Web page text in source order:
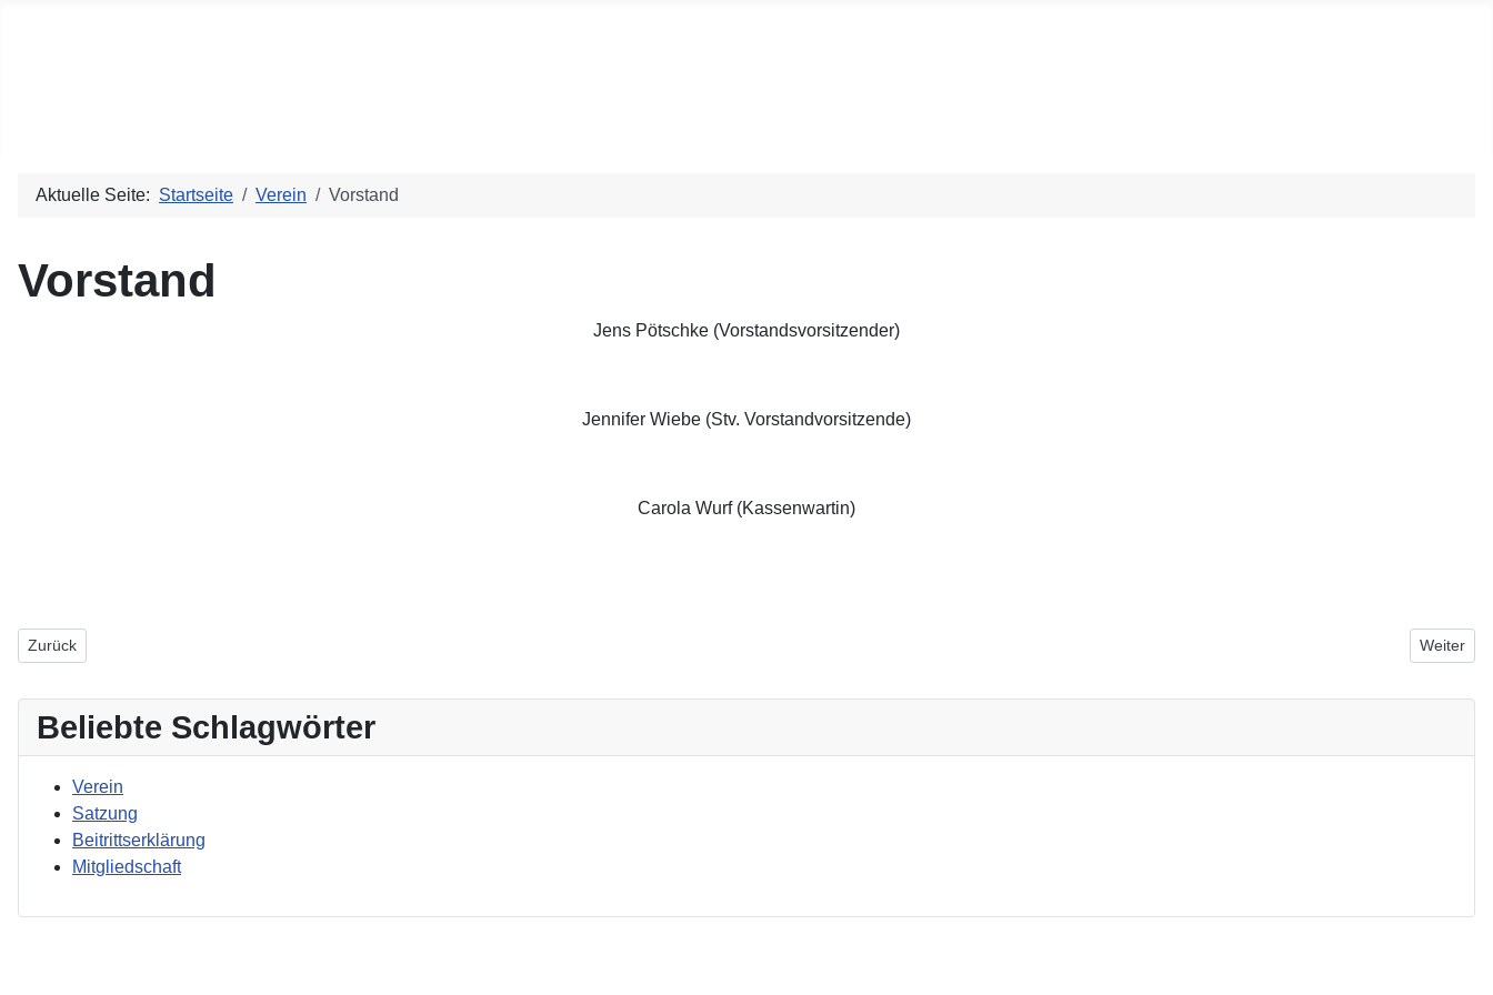
Aktuelle Seite: Startseite Verein Vorstand
Vorstand
Jens Pötschke (Vorstandsvorsitzender)
Jennifer Wiebe (Stv. Vorstandvorsitzende)
Carola Wurf (Kassenwartin)
Vorheriger Beitrag: Gooding
Zurück Nächster
Weiter
Beliebte Schlagwörter
Verein
Satzung
Beitrittserklärung
Mitgliedschaft